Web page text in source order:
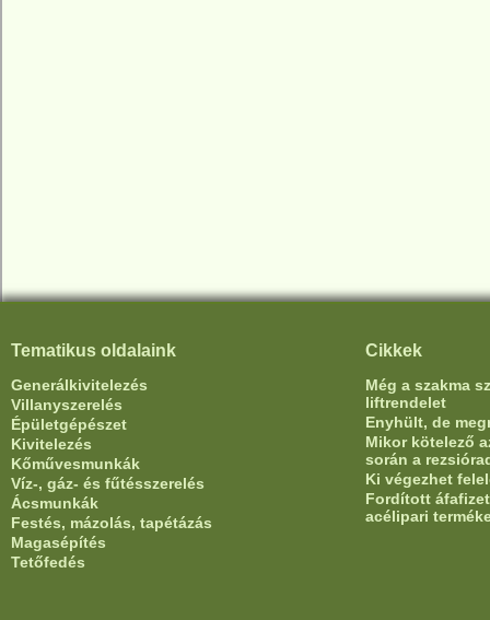
Tematikus oldalaink
Generálkivitelezés
Villanyszerelés
Épületgépészet
Kivitelezés
Kőművesmunkák
Víz-, gáz- és fűtésszerelés
Ácsmunkák
Festés, mázolás, tapétázás
Magasépítés
Tetőfedés
Cikkek
Még a szakma
liftrendelet
Enyhült, de
Mikor kötelező
során a
Ki végezhet
Fordított
acélipari